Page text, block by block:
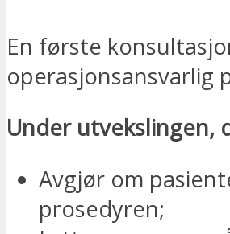
En første
operasjonsansvarlig
Under utvekslingen,
Avgjør om
prosedyren;